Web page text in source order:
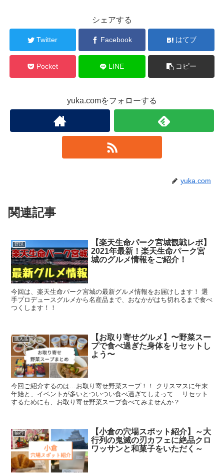
シェアする
Twitter Facebook はてブ
Pocket LINE コピー
yuka.comをフォローする
yuka.com
関連記事
野球
【楽天生命パーク宮城観戦レポ】
2021年最新！楽天生命パーク宮
城のグルメ情報をご紹介！
今回は、楽天生命パーク宮城の最新グルメ情報をお届けします！ 選
手プロデュースグルメから名産品まで、おなかがはち切れるまで食べ
つくします！！
購入品
【お取り寄せグルメ】〜野菜スー
プで食べ過ぎた身体をリセットし
よう〜
今回ご紹介するのは…お取り寄せ野菜スープ！！ クリスマスに年末
年始と、イベントが多いとついつい食べ過ぎてしまって… リセット
するためにも、お取り寄せ野菜スープ食べてみませんか？
旅行
【小倉の穴場スポット紹介】～大
行列の鬼滅の刃カフェに絶品クロ
ワッサンと和菓子をいただく～